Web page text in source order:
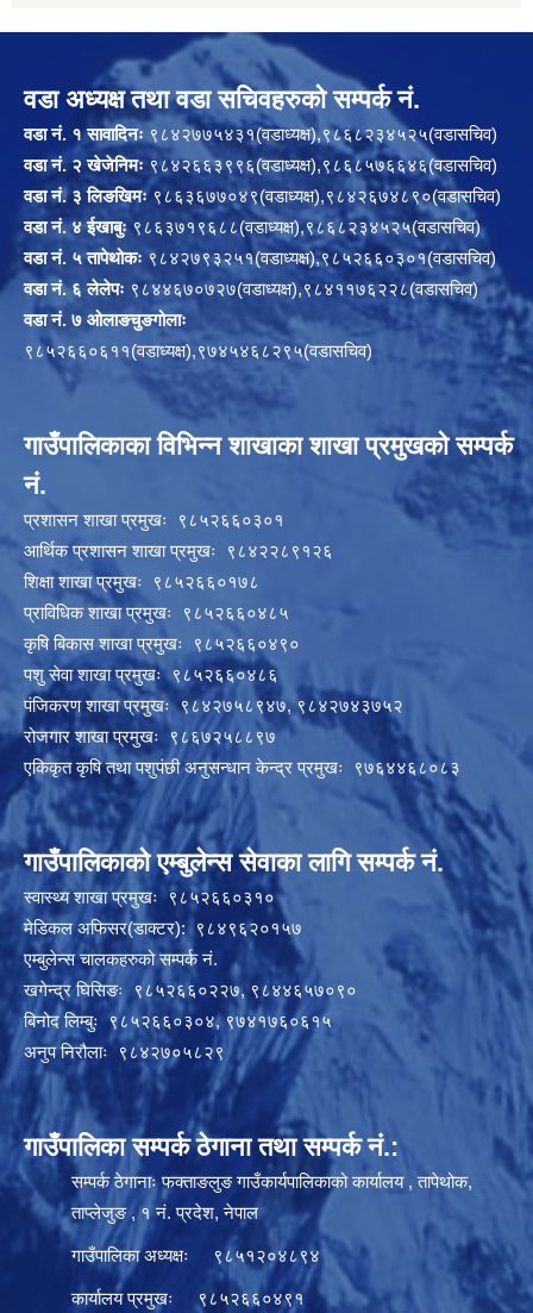
वडा अध्यक्ष तथा वडा सचिवहरुको सम्पर्क नं.
वडा नं. १ सावादिनः ९८४२७७५४३१(वडाध्यक्ष),९८६८२३४५२५(वडासचिव)
वडा नं. २ खेजेनिमः९८४२६६३९९६(वडाध्यक्ष),९८६८५७६६४६(वडासचिव)
वडा नं. ३ लिङखिमः९८६३६७७०४९(वडाध्यक्ष),९८४२६७४८९०(वडासचिव)
वडा नं. ४ ईखाबुः९८६३७१९६८८(वडाध्यक्ष),९८६८२३४५२५(वडासचिव)
वडा नं. ५ तापेथोकः ९८४२७९३२५१(वडाध्यक्ष),९८५२६६०३०१(वडासचिव)
वडा नं. ६ लेलेपः ९८४४६७०७२७(वडाध्यक्ष),९८४११७६२२८(वडासचिव)
वडा नं. ७ ओलाङचुङगोलाः
९८५२६६०६११(वडाध्यक्ष),९७४५४६८२९५(वडासचिव)
गाउँपालिकाका विभिन्न शाखाका शाखा प्रमुखको सम्पर्क
नं.
प्रशासन शाखा प्रमुखः ९८५२६६०३०१
आर्थिक प्रशासन शाखा प्रमुखः ९८४२२८९१२६
शिक्षा शाखा प्रमुखः ९८५२६६०१७८
प्राविधिक शाखा प्रमुखः ९८५२६६०४८५
कृषि बिकास शाखा प्रमुखः ९८५२६६०४९०
पशु सेवा शाखा प्रमुखः ९८५२६६०४८६
पंजिकरण शाखा प्रमुखः ९८४२७५८९४७, ९८४२७४३७५२
रोजगार शाखा प्रमुखः ९८६७२५८८९७
एकिकृत कृषि तथा पशुपंछी अनुसन्धान केन्द्र प्रमुखः ९७६४४६८०८३
गाउँपालिकाको एम्बुलेन्स सेवाका लागि सम्पर्क नं.
स्वास्थ्य शाखा प्रमुखः ९८५२६६०३१०
मेडिकल अफिसर(डाक्टर): ९८४९६२०१५७
एम्बुलेन्स चालकहरुको सम्पर्क नं.
खगेन्द्र घिसिङः ९८५२६६०२२७, ९८४४६५७०९०
बिनोद लिम्बुः ९८५२६६०३०४, ९७४१७६०६१५
अनुप निरौलाः ९८४२७०५८२९
गाउँपालिका सम्पर्क ठेगाना तथा सम्पर्क नं.:
सम्पर्क ठेगानाः फक्ताङलुङ गाउँकार्यपालिकाको कार्यालय , तापेथोक,
ताप्लेजुङ , १ नं. प्रदेश, नेपाल
गाउँपालिका अध्यक्षः ९८५१२०४८९४
कार्यालय प्रमुखः ९८५२६६०४९१